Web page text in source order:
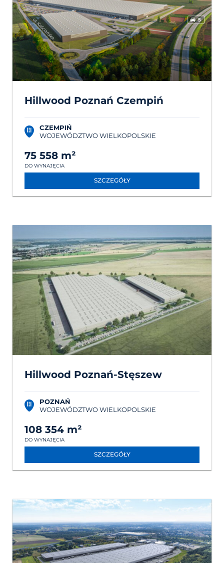
Hillwood Poznań Czempiń
CZEMPIŃ
WOJEWÓDZTWO WIELKOPOLSKIE
75 558 m²
DO WYNAJĘCIA
SZCZEGÓŁY
Hillwood Poznań-Stęszew
POZNAŃ
WOJEWÓDZTWO WIELKOPOLSKIE
108 354 m²
DO WYNAJĘCIA
SZCZEGÓŁY